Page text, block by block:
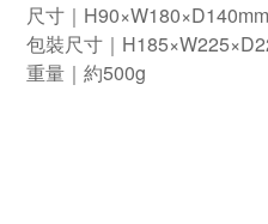
尺寸｜H90×W180×D140mm
包裝尺寸｜
重量｜約500g